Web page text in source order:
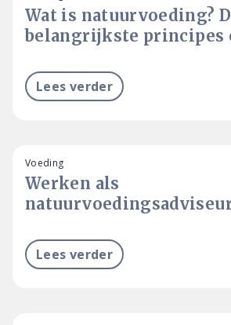
Wat is natuurvoeding?
belangrijkste principes
Lees verder
Werken als
Voeding
Lees verder